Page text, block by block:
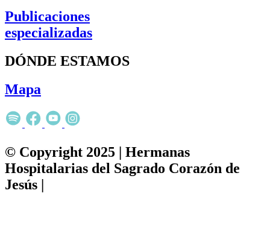
Publicaciones
especializadas
DÓNDE ESTAMOS
Mapa
© Copyright 2025 | Hermanas
Hospitalarias del Sagrado Corazón de
Jesús |